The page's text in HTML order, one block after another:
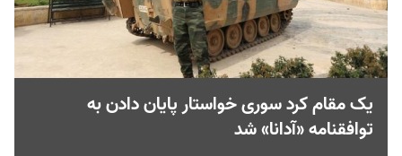
یک مقام کرد سوری خواستار پایان دادن به
توافقنامه «آدانا» شد